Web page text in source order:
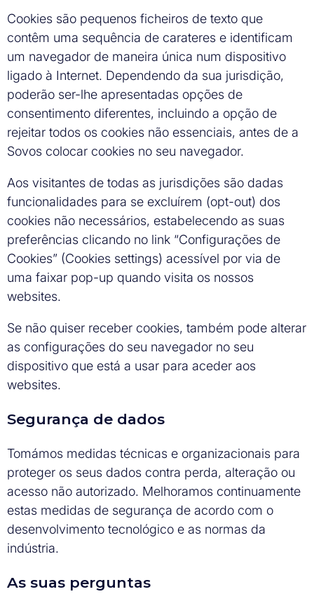
Cookies são pequenos ficheiros de texto que
contêm uma sequência de carateres e identificam
um navegador de maneira única num dispositivo
ligado à Internet. Dependendo da sua jurisdição,
poderão ser-lhe apresentadas opções de
consentimento diferentes, incluindo a opção de
rejeitar todos os cookies não essenciais, antes de a
Sovos colocar cookies no seu navegador.
Aos visitantes de todas as jurisdições são dadas
funcionalidades para se excluírem (opt-out) dos
cookies não necessários, estabelecendo as suas
preferências clicando no link “Configurações de
Cookies” (Cookies settings) acessível por via de
uma faixar pop-up quando visita os nossos
websites.
Se não quiser receber cookies, também pode alterar
as configurações do seu navegador no seu
dispositivo que está a usar para aceder aos
websites.
Segurança de dados
Tomámos medidas técnicas e organizacionais para
proteger os seus dados contra perda, alteração ou
acesso não autorizado. Melhoramos continuamente
estas medidas de segurança de acordo com o
desenvolvimento tecnológico e as normas da
indústria.
As suas perguntas